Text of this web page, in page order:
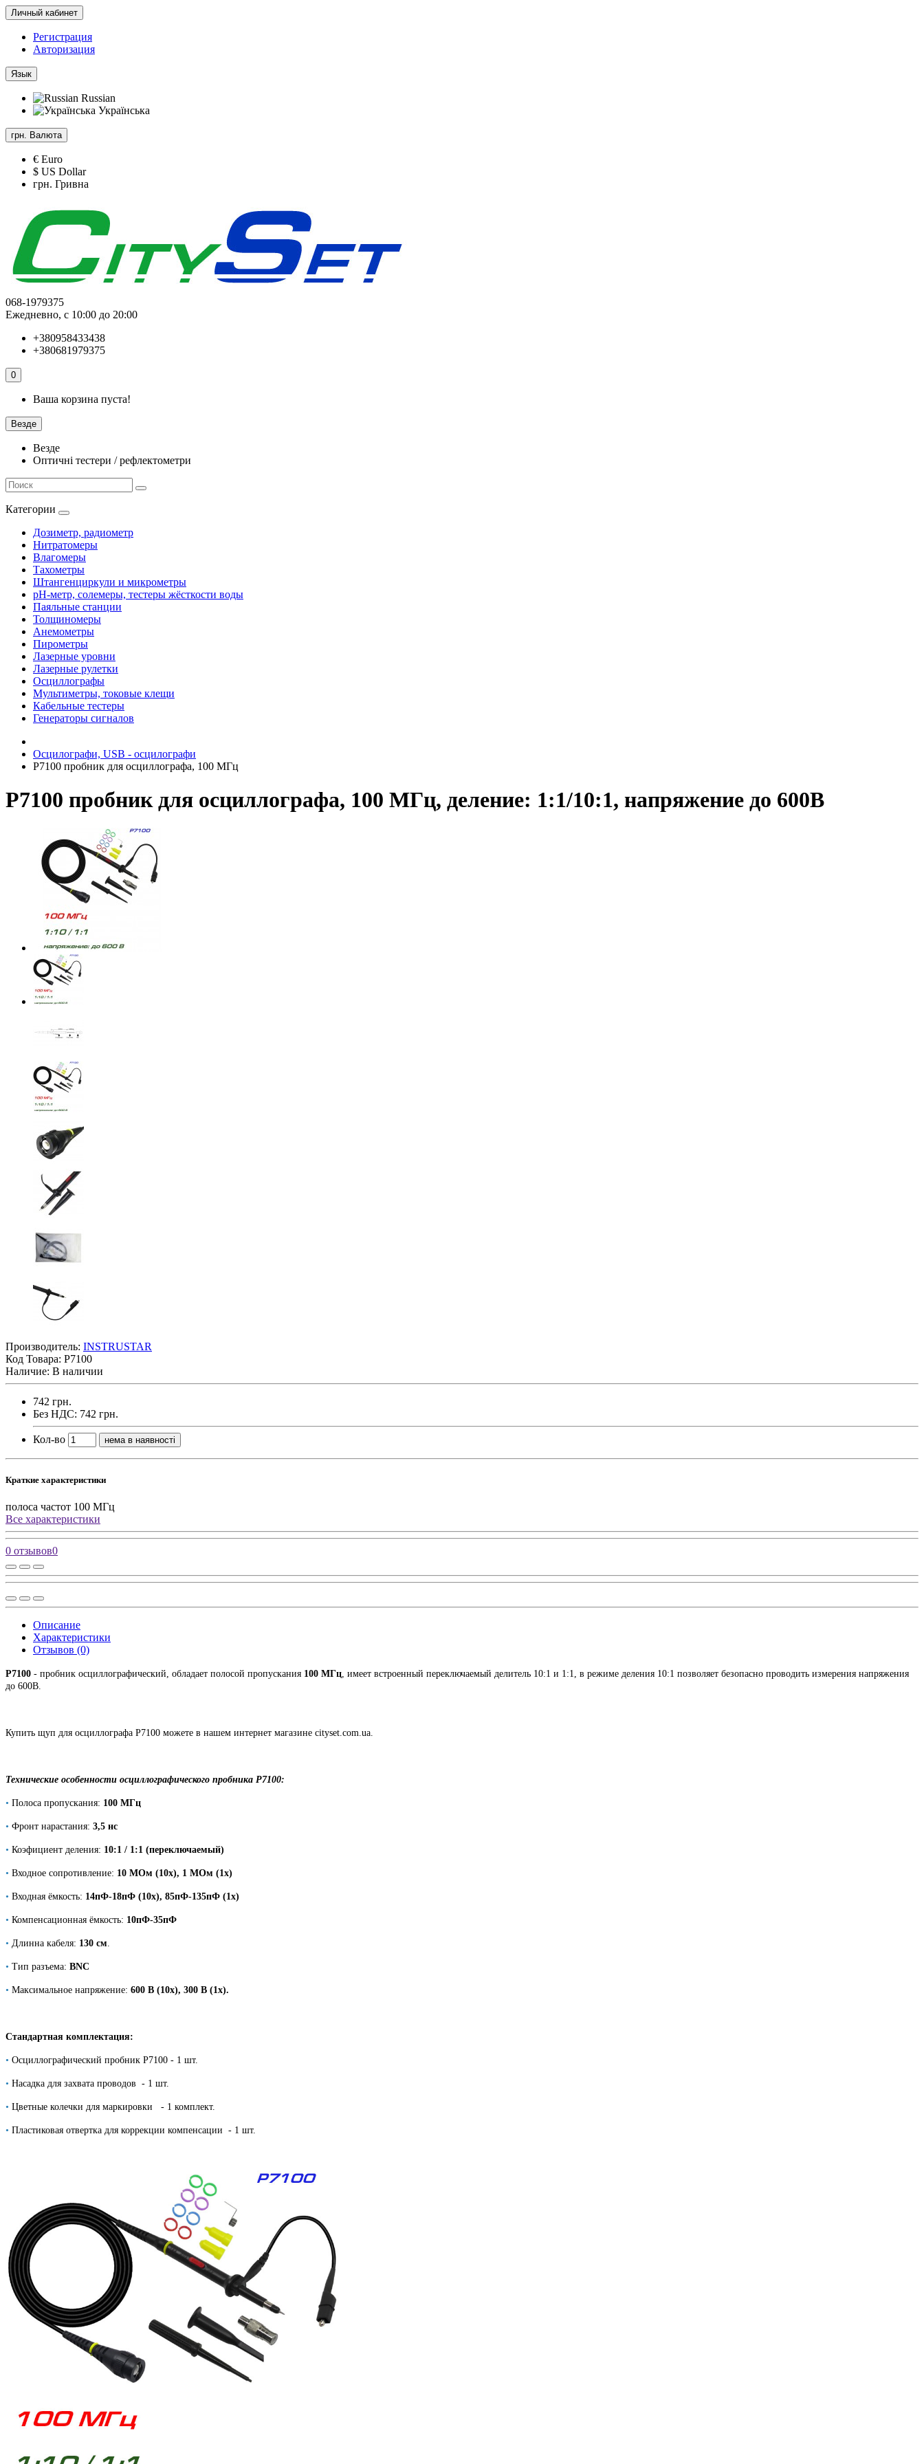
Личный кабинет
Регистрация
Авторизация
Язык
Russian
Українська
грн. Валюта
€ Euro
$ US Dollar
грн. Гривна
068-1979375
Ежедневно, с 10:00 до 20:00
+380958433438
+380681979375
0
Ваша корзина пуста!
Везде
Везде
Оптичні тестери / рефлектометри
Категории
Дозиметр, радиометр
Нитратомеры
Влагомеры
Тахометры
Штангенциркули и микрометры
pH-метр, солемеры, тестеры жёсткости воды
Паяльные станции
Толщиномеры
Анемометры
Пирометры
Лазерные уровни
Лазерные рулетки
Осциллографы
Мультиметры, токовые клещи
Кабельные тестеры
Генераторы сигналов
Осцилографи, USB - осцилографи
P7100 пробник для осциллографа, 100 МГц
P7100 пробник для осциллографа, 100 МГц, деление: 1:1/10:1, напряжение до 600В
Производитель: INSTRUSTAR
Код Товара: P7100
Наличие: В наличии
742 грн.
Без НДС: 742 грн.
Кол-во нема в наявності
Краткие характеристики
полоса частот 100 МГц
Все характеристики
0 отзывов0
Описание
Характеристики
Отзывов (0)
P7100 - пробник осциллографический, обладает полосой пропускания 100 МГц, имеет встроенный переключаемый делитель 10:1 и 1:1, в режиме деления 10:1 позволяет безопасно проводить измерения напряжения
до 600В.
Купить щуп для осциллографа P7100 можете в нашем интернет магазине cityset.com.ua.
Технические особенности осциллографического пробника P7100:
• Полоса пропускания: 100 МГц
• Фронт нарастания: 3,5 нс
• Коэфициент деления: 10:1 / 1:1 (переключаемый)
• Входное сопротивление: 10 МОм (10х), 1 МОм (1х)
• Входная ёмкость: 14пФ-18пФ (10х), 85пФ-135пФ (1х)
• Компенсационная ёмкость: 10пФ-35пФ
• Длинна кабеля: 130 см.
• Тип разъема: BNC
• Максимальное напряжение: 600 В (10х), 300 В (1х).
Стандартная комплектация:
• Осциллографический пробник P7100 - 1 шт.
• Насадка для захвата проводов - 1 шт.
• Цветные колечки для маркировки - 1 комплект.
• Пластиковая отвертка для коррекции компенсации - 1 шт.